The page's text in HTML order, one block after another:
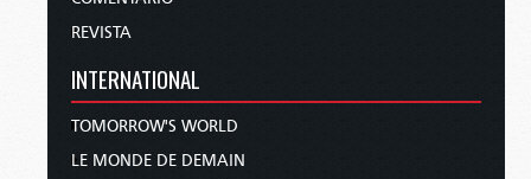
REVISTA
INTERNATIONAL
TOMORROW'S WORLD
LE MONDE DE DEMAIN